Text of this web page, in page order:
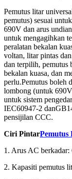
Pemutus litar
pemutus) sesuai
690V dan arus
untuk mengagihkan
peralatan bekalan
voltan, litar pintas
dan terpilih, pemutus
bekalan kuasa, dan
perlu.Pemutus boleh
lombong (untuk
untuk sistem
IEC60947-2
pensijilan CCC.
Ciri Pintar
1. Arus AC
2. Kapasiti pemutus